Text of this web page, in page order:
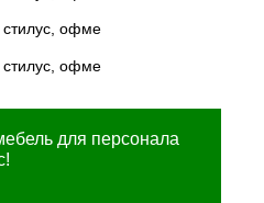
для персонала